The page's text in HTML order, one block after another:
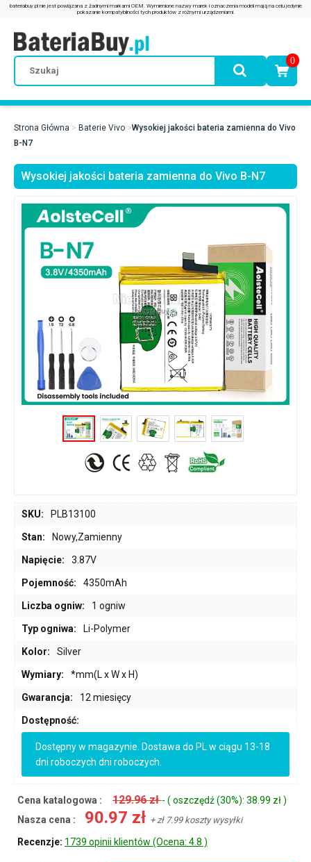
0
Strona Główna Baterie Vivo
Wysokiej jakości bateria zamienna do Vivo
B-N7
Wysokiej jakości bateria zamienna do Vivo B-N7
SKU: PLB13100
Stan: Nowy,Zamienny
Napięcie: 3.87V
Pojemność: 4350mAh
Liczba ogniw: 1 ogniw
Typ ogniwa: Li-Polymer
Kolor: Silver
Wymiary: *mm(L x W x H)
Gwarancja: 12 miesięcy
Dostępność:
Dostępny w magazynie. Dostawa do PL w ciągu 13-18
dni roboczych dni roboczych.
Cena katalogowa : 129.96 zł- ( oszczędź (30%): 38.99 zł )
Nasza cena :
90.97 zł + zł 7.99 koszty wysyłki
Recenzje: 1739 opinii klientów (Ocena: 4.8 )